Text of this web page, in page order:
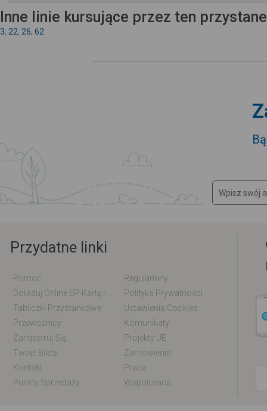
Inne linie kursujące przez ten
3, 22, 26, 62
Przydatne linki
Pomoc
Regulaminy
Polityka Prywatności
Tabliczki Przystankowe
Ustawienia Cookies
Przewoźnicy
Komunikaty
Zarejestruj Się
Projekty UE
Twoje Bilety
Zamówienia
Kontakt
Praca
Punkty Sprzedaży
Współpraca